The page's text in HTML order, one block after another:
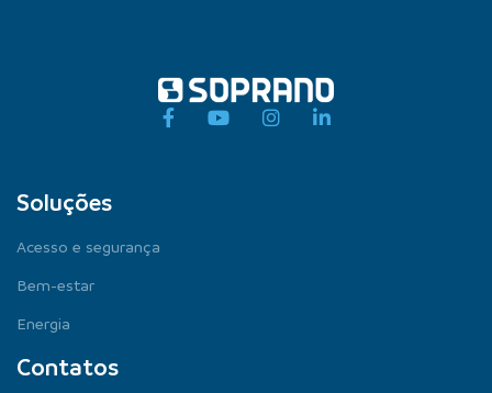
Soluções
Acesso e segurança
Bem-estar
Energia
Contatos